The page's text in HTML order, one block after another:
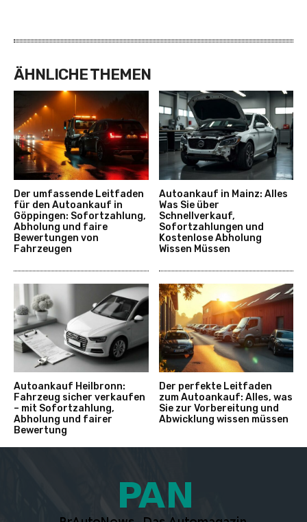
ÄHNLICHE THEMEN
Der umfassende Leitfaden
für den Autoankauf in
Göppingen: Sofortzahlung,
Abholung und faire
Bewertungen von
Fahrzeugen
Autoankauf in Mainz: Alles
Was Sie über
Schnellverkauf,
Sofortzahlungen und
Kostenlose Abholung
Wissen Müssen
Autoankauf Heilbronn:
Fahrzeug sicher verkaufen
– mit Sofortzahlung,
Abholung und fairer
Bewertung
Der perfekte Leitfaden
zum Autoankauf: Alles, was
Sie zur Vorbereitung und
Abwicklung wissen müssen